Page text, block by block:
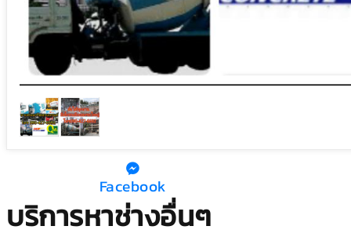
Facebook
บริการหาช่างอื่นๆ